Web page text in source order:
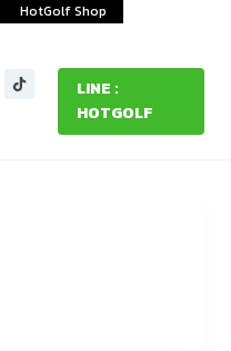
HotGolf Shop
LINE :
HOTGOLF